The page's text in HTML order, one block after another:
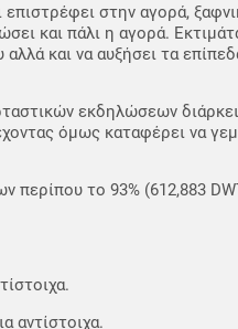
στην αγορά,
και πάλι η αγορά.
και να αυξήσει τα
εκδηλώσεων
όμως καταφέρει να
περίπου το 93% (612,883
αντίστοιχα.